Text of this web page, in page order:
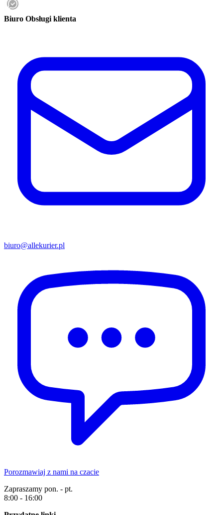
Biuro Obsługi klienta
biuro@allekurier.pl
Porozmawiaj z nami na czacie
Zapraszamy pon. - pt.
8:00 - 16:00